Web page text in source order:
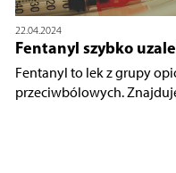
22.04.2024
Fentanyl szybko
Fentanyl to lek z grupy
przeciwbólowych.